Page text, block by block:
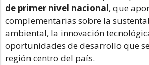
de primer nivel nacional, que
complementarias sobre la
ambiental, la innovación
oportunidades de desarrollo que
región centro del país.